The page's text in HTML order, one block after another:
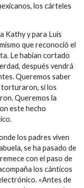
los cárteles
Kathy y para Luis
que reconoció el
Le habían cortado
después vendrá
Queremos saber
torturaron, si los
Queremos la
este hecho
los padres viven
se ha pasado de
con el paso de
los cánticos
«Antes de